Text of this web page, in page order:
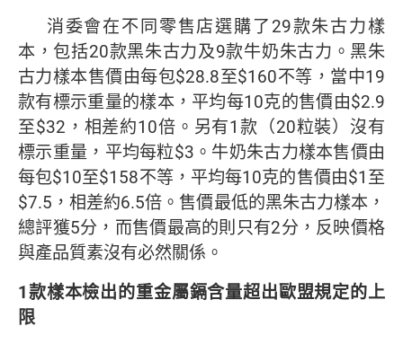
消委會在不同零售店選購了29款朱古力樣
本，包括20款黑朱古力及9款牛奶朱古力。黑朱
古力樣本售價由每包$28.8至$160不等，當中19
款有標示重量的樣本，平均每10克的售價由$2.9
至$32，相差約10倍。另有1款（20粒裝）沒有
標示重量，平均每粒$3。牛奶朱古力樣本售價由
每包$10至$158不等，平均每10克的售價由$1至
$7.5，相差約6.5倍。售價最低的黑朱古力樣本，
總評獲5分，而售價最高的則只有2分，反映價格
與產品質素沒有必然關係。
1款樣本檢出的重金屬鎘含量超出歐盟規定的上
限